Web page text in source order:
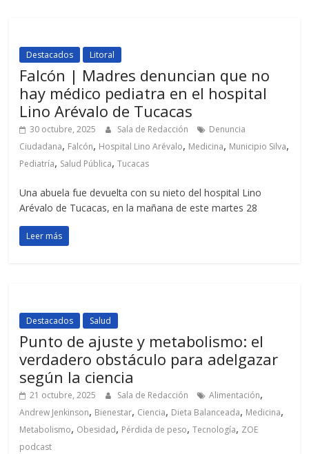
Destacados Litoral
Falcón | Madres denuncian que no
hay médico pediatra en el hospital
Lino Arévalo de Tucacas
30 octubre, 2025 Sala de Redacción
Denuncia
Ciudadana, Falcón, Hospital Lino Arévalo, Medicina, Municipio Silva,
Pediatría, Salud Pública,Tucacas
Una abuela fue devuelta con su nieto del hospital Lino
Arévalo de Tucacas, en la mañana de este martes 28
Leer más
Destacados Salud
Punto de ajuste y metabolismo: el
verdadero obstáculo para adelgazar
según la ciencia
21 octubre, 2025 Sala de Redacción Alimentación,
Andrew Jenkinson, Bienestar, Ciencia, Dieta Balanceada, Medicina,
Metabolismo, Obesidad, Pérdida de peso,Tecnología, ZOE
podcast